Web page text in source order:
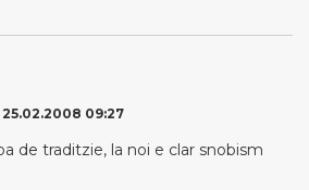
09:27
de traditzie, la noi e clar snobism